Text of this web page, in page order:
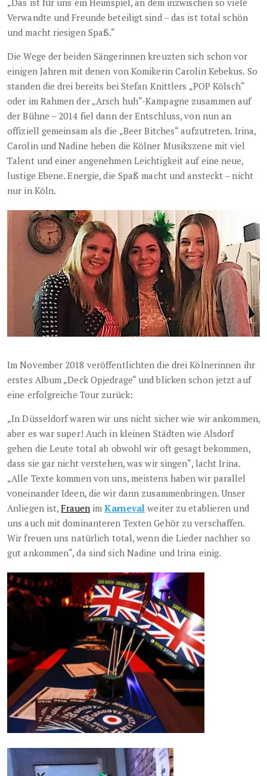
„Das ist für uns ein Heimspiel, an dem inzwischen so viele
Verwandte und Freunde beteiligt sind – das ist total schön
und macht riesigen Spaß.“
Die Wege der beiden Sängerinnen kreuzten sich schon vor
einigen Jahren mit denen von Komikerin Carolin Kebekus. So
standen die drei bereits bei Stefan Knittlers „POP Kölsch“
oder im Rahmen der „Arsch huh“-Kampagne zusammen auf
der Bühne – 2014 fiel dann der Entschluss, von nun an
offiziell gemeinsam als die „Beer Bitches“ aufzutreten. Irina,
Carolin und Nadine heben die Kölner Musikszene mit viel
Talent und einer angenehmen Leichtigkeit auf eine neue,
lustige Ebene. Energie, die Spaß macht und ansteckt – nicht
nur in Köln.
Im November 2018 veröffentlichten die drei Kölnerinnen ihr
erstes Album „Deck Opjedrage“ und blicken schon jetzt auf
eine erfolgreiche Tour zurück:
„In Düsseldorf waren wir uns nicht sicher wie wir ankommen,
aber es war super! Auch in kleinen Städten wie Alsdorf
gehen die Leute total ab obwohl wir oft gesagt bekommen,
dass sie gar nicht verstehen, was wir singen“, lacht Irina.
„Alle Texte kommen von uns, meistens haben wir parallel
voneinander Ideen, die wir dann zusammenbringen. Unser
Anliegen ist,Frauen imKarneval weiter zu etablieren und
uns auch mit dominanteren Texten Gehör zu verschaffen.
Wir freuen uns natürlich total, wenn die Lieder nachher so
gut ankommen“, da sind sich Nadine und Irina einig.